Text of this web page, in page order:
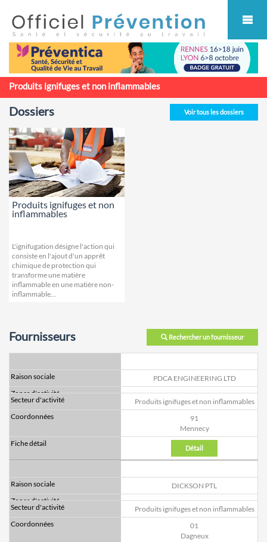
Produits ignifuges et non inflammables
Voir tous les dossiers
Dossiers
Produits ignifuges et non
inflammables
L'ignifugation désigne l'action qui
consiste en l'ajout d'un apprêt
chimique de protection qui
transforme une matière
inflammable en une matière non-
inflammable...
Rechercher un fournisseur
Fournisseurs
PDCA ENGINEERING LTD
Produits ignifuges et non inflammables
91
Mennecy
Détail
DICKSON PTL
Produits ignifuges et non inflammables
01
Dagneux